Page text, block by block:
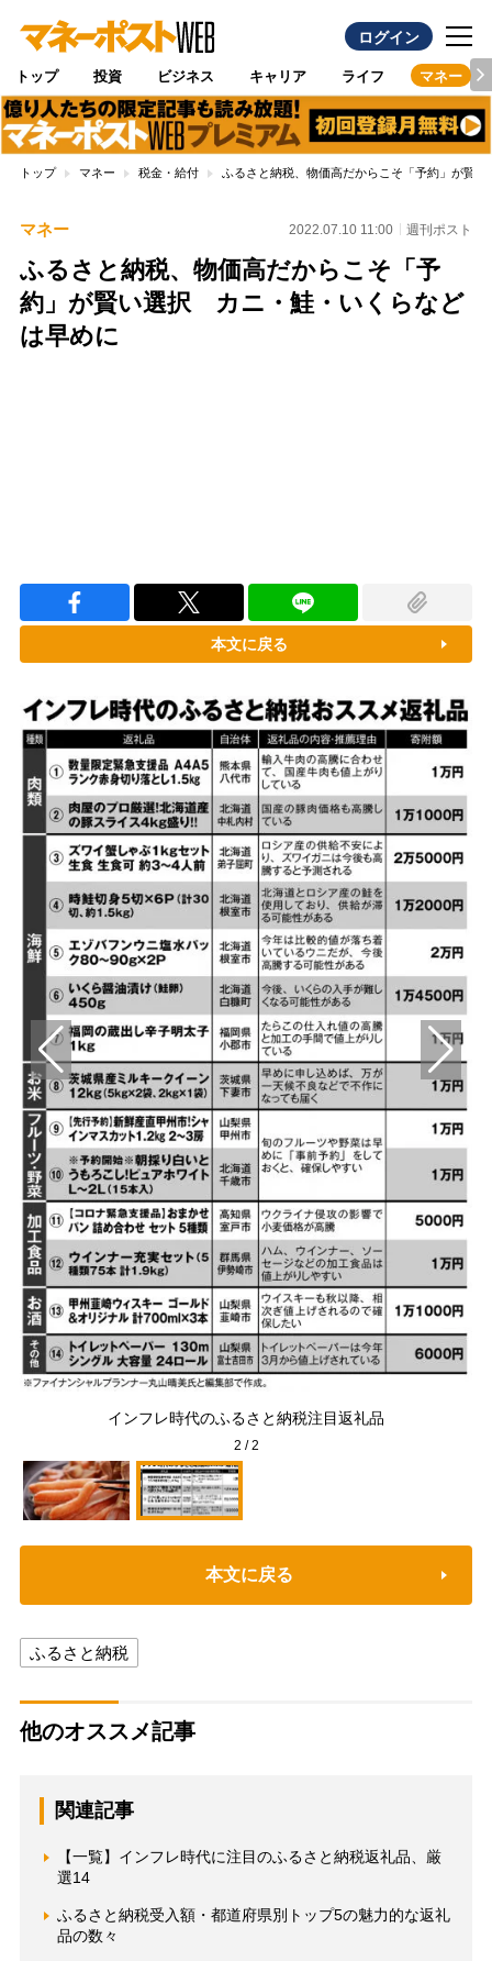
ログイン
トップ 投資 ビジネス キャリア ライフ マネー
トップ マネー 税金・給付 ふるさと納税、物価高だからこそ「予約」が賢
マネー 2022.07.10 11:00 週刊ポスト
ふるさと納税、物価高だからこそ「予
約」が賢い選択 カニ・鮭・いくらなど
は早めに
本文に戻る
インフレ時代のふるさと納税注目返礼品
2 /2
本文に戻る
ふるさと納税
他のオススメ記事
関連記事
【一覧】インフレ時代に注目のふるさと納税返礼品、厳
選14
ふるさと納税受入額・都道府県別トップ5の魅力的な返礼
品の数々